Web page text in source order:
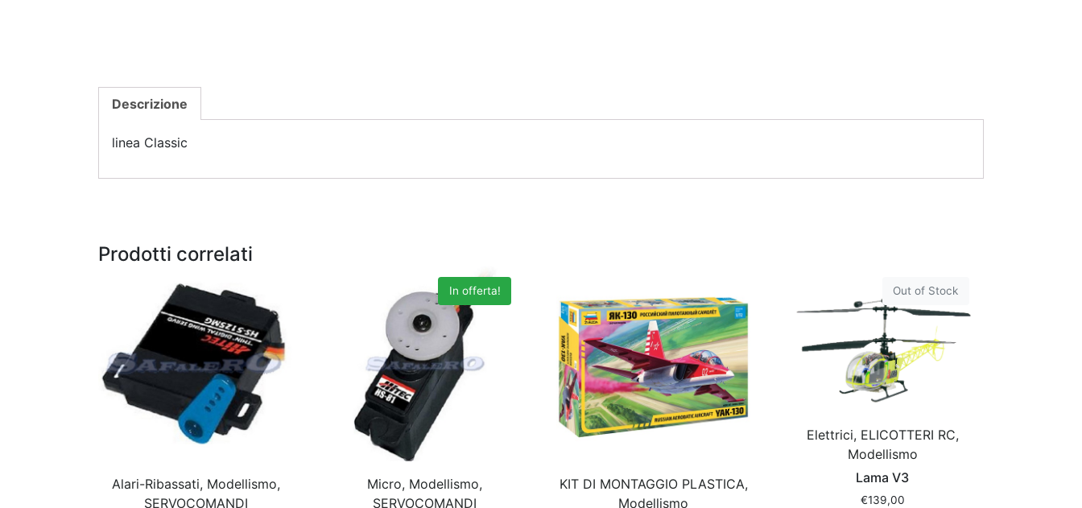
Descrizione
linea Classic
Prodotti correlati
Alari-Ribassati, Modellismo,
SERVOCOMANDI
In offerta!
Micro, Modellismo,
SERVOCOMANDI
KIT DI MONTAGGIO PLASTICA,
Modellismo
Out of Stock
Elettrici, ELICOTTERI RC,
Modellismo
Lama V3
€139,00